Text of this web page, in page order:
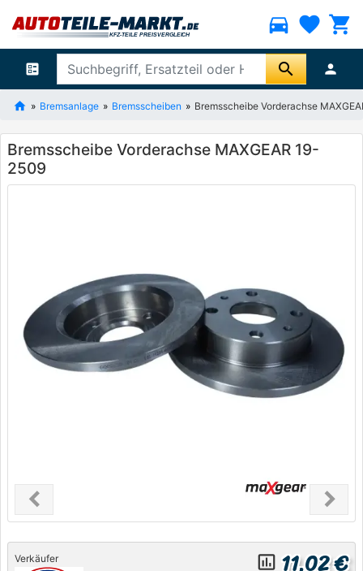
directions_car favorite shopping_cart
ballot search person
Bremsanlage Bremsscheiben Bremsscheibe Vorderachse
Bremsscheibe Vorderachse MAXGEAR 19-
2509
chevron_leftPrevious chevron_right
Next
Verkäufer insert_chart_outlined 11,02 €